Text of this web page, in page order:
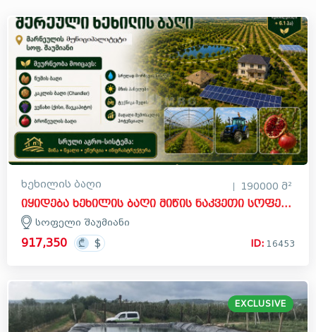
ხეხილის ბაღი 190000 მ²
იყიდება ხეხილის ბაღი მიწის ნაკვეთი სოფელ შაუმიანში, მარნეული
სოფელი შაუმიანი
917,350 ID: 16453
EXCLUSIVE